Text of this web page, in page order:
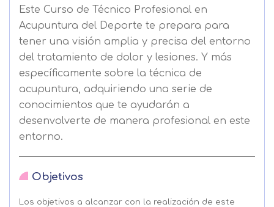
Este Curso de Técnico Profesional en
Acupuntura del Deporte te prepara para
tener una visión amplia y precisa del entorno
del tratamiento de dolor y lesiones. Y más
específicamente sobre la técnica de
acupuntura, adquiriendo una serie de
conocimientos que te ayudarán a
desenvolverte de manera profesional en este
entorno.
Objetivos
Los objetivos a alcanzar con la realización de este